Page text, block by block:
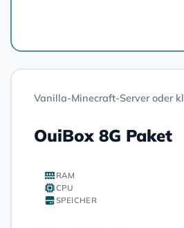
Vanilla-Minecraft-Server oder
OuiBox 8G Paket
RAM
CPU
SPEICHER